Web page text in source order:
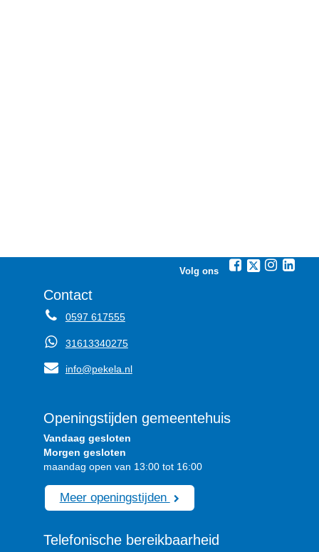
Volg ons
Contact
0597 617555
31613340275
info@pekela.nl
Openingstijden gemeentehuis
Vandaag gesloten
Morgen gesloten
maandag open van 13:00 tot 16:00
Meer openingstijden
Telefonische bereikbaarheid